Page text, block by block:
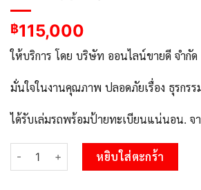
฿115,000
ให้บริการ โดย บริษัท ออนไลน์ขายดี จำกัด
มั่นใจในงานคุณภาพ ปลอดภัยเรื่อง ธุรกรร
ได้รับเล่มรถพร้อมป้ายทะเบียนแน่นอน. จ
จำนวน L.Okdee ทะเบียนสวย 1771 ทะเบี
หยิบใส่ตะกร้า